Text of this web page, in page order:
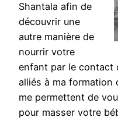
Shantala afin de
découvrir une
autre manière de
nourrir votre
enfant par le contact
alliés à ma formation
me permettent de
pour masser votre